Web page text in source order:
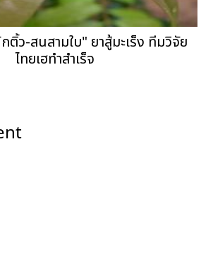
ติ้ว-สนสามใบ" ยาสู้มะเร็ง ทีมวิจัย
ไทยเฮทำสำเร็จ